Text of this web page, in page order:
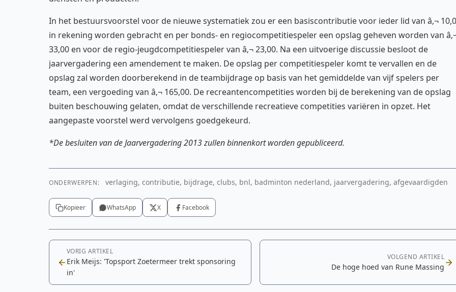
In het bestuursvoorstel voor de nieuwe systematiek zou er een basiscontributie voor ieder lid van â‚¬
in rekening worden gebracht en per bonds- en regiocompetitiespeler een opslag geheven worden van
33,00 en voor de regio-jeugdcompetitiespeler van â‚¬ 23,00. Na een uitvoerige discussie besloot de
jaarvergadering een amendement te maken. De opslag per competitiespeler komt te vervallen en de
opslag zal worden doorberekend in de teambijdrage op basis van het gemiddelde van vijf spelers per
team, een vergoeding van â‚¬ 165,00. De recreantencompetities worden bij de berekening van de opslag
buiten beschouwing gelaten, omdat de verschillende recreatieve competities variëren in opzet. Het
aangepaste voorstel werd vervolgens goedgekeurd.
*De besluiten van de Jaarvergadering 2013 zullen binnenkort worden gepubliceerd.
ONDERWERPEN: verlaging, contributie, bijdrage, clubs, bnl, badminton nederland, jaarvergadering, afgevaardigden
Kopieer WhatsApp X Facebook
VORIG ARTIKEL
Erik Meijs: 'Topsport Zoetermeer trekt sponsoring
in'
VOLGEND ARTIKEL
De hoge hoed van Rune Massing